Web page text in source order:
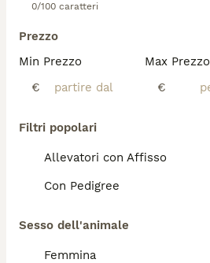
0/100 caratteri
Prezzo
Min Prezzo
€
Max Prezzo
€
Filtri popolari
Allevatori con Affisso
Con Pedigree
Sesso dell'animale
Femmina